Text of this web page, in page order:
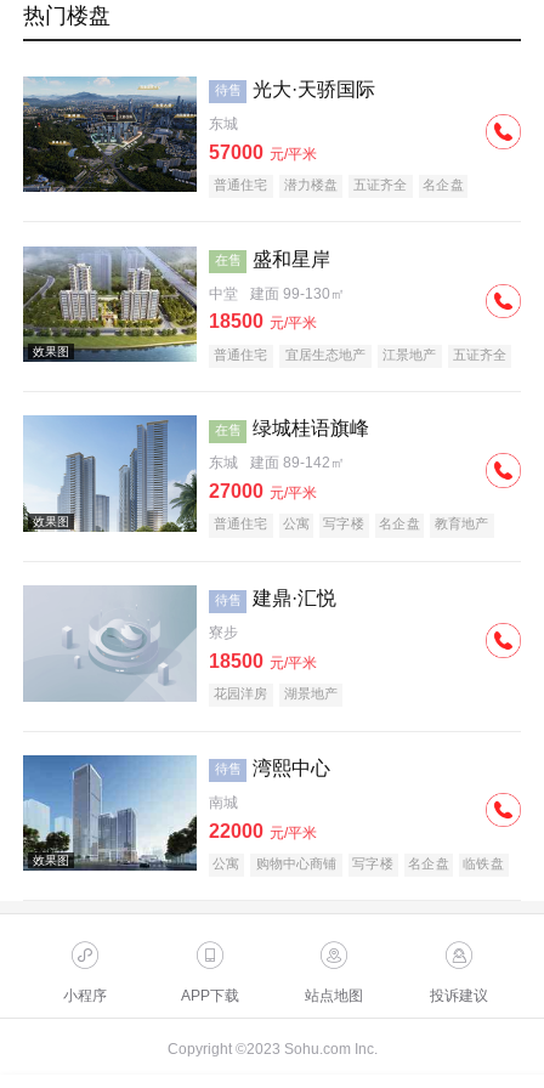
热门楼盘
待售 光大·天骄国际
东城
57000 元/平米
普通住宅 潜力楼盘 五证齐全 名企盘
在售 盛和星岸
中堂 建面 99-130㎡
18500 元/平米
普通住宅 宜居生态地产 江景地产 五证齐全
在售 绿城桂语旗峰
东城 建面 89-142㎡
27000 元/平米
普通住宅 公寓 写字楼 名企盘 教育地产
待售 建鼎·汇悦
寮步
18500 元/平米
花园洋房 湖景地产
待售 湾熙中心
南城
22000 元/平米
公寓 购物中心商铺 写字楼 名企盘 临铁盘
小程序 APP下载 站点地图 投诉建议
Copyright ©2023 Sohu.com Inc.